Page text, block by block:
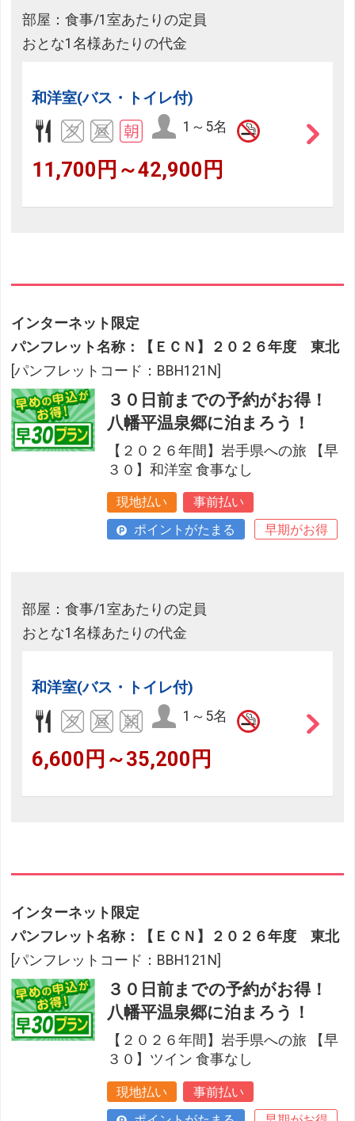
部屋：食事/1室あたりの定員
おとな1名様あたりの代金
和洋室(バス・トイレ付)
1～5名
11,700円～42,900円
インターネット限定
パンフレット名称：【ＥＣＮ】２０２６年度 東北
[パンフレットコード：BBH121N]
３０日前までの予約がお得！
八幡平温泉郷に泊まろう！
【２０２６年間】岩手県への旅 【早
３０】和洋室 食事なし
現地払い
事前払い
ポイントがたまる
早期がお得
部屋：食事/1室あたりの定員
おとな1名様あたりの代金
和洋室(バス・トイレ付)
1～5名
6,600円～35,200円
インターネット限定
パンフレット名称：【ＥＣＮ】２０２６年度 東北
[パンフレットコード：BBH121N]
３０日前までの予約がお得！
八幡平温泉郷に泊まろう！
【２０２６年間】岩手県への旅 【早
３０】ツイン 食事なし
現地払い
事前払い